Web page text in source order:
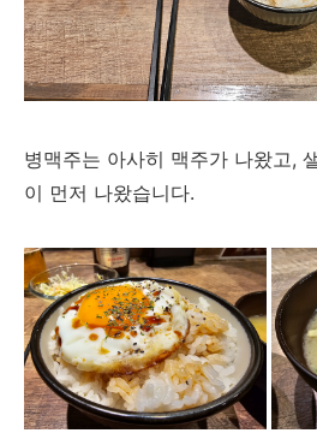
병맥주는 아사히 맥주가 나왔고,
이 먼저 나왔습니다.